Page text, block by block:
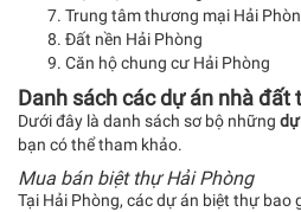
Trung tâm thương mại Hải
Đất nền Hải Phòng
Căn hộ chung cư Hải Phòng
Danh sách các dự án nhà đất
Dưới đây là danh sách sơ bộ những
bạn có thể tham khảo.
Mua bán biệt thự Hải Phòng
Tại Hải Phòng, các dự án biệt thự bao